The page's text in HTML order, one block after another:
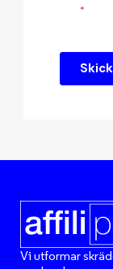
Vi utformar